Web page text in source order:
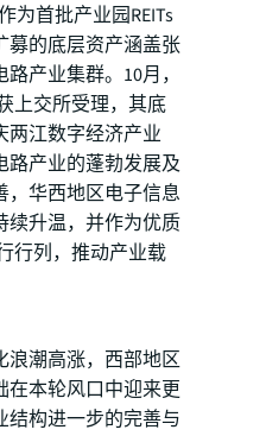
为首批产业园REITs
募的底层资产涵盖张
产业集群。10月，
上交所受理，其底
两江数字经济产业
路产业的蓬勃发展及
，华西地区电子信息
续升温，并作为优质
行列，推动产业载
浪潮高涨，西部地区
在本轮风口中迎来更
结构进一步的完善与